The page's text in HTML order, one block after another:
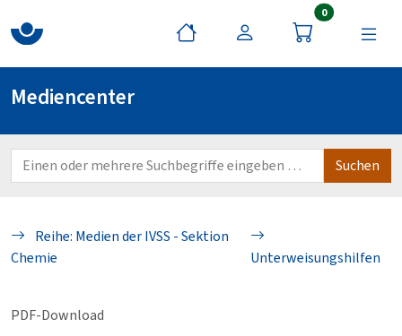
0Artikel im
Mediencenter
Reihe: Medien der IVSS - Sektion
Chemie
Unterweisungshilfen
PDF-Download